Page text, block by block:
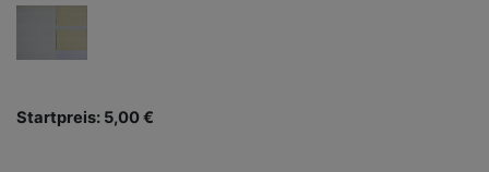
Startpreis: 5,00 €